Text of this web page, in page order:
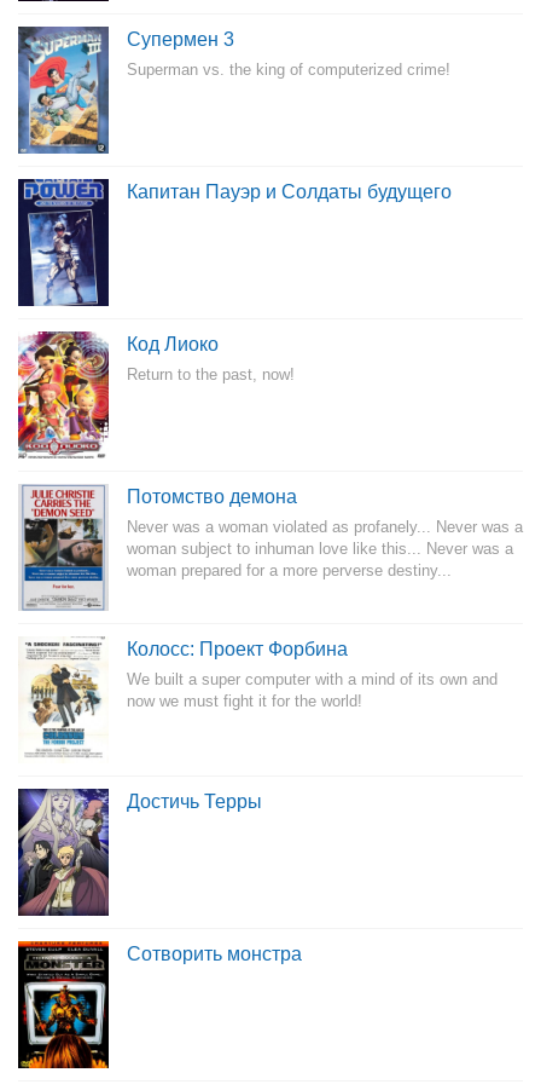
Супермен 3
Superman vs. the king of computerized crime!
Капитан Пауэр и Солдаты будущего
Код Лиоко
Return to the past, now!
Потомство демона
Never was a woman violated as profanely... Never was a
woman subject to inhuman love like this... Never was a
woman prepared for a more perverse destiny...
Колосс: Проект Форбина
We built a super computer with a mind of its own and
now we must fight it for the world!
Достичь Терры
Сотворить монстра